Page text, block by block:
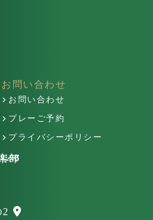
お問い合わせ
お問い合わせ
プレーご予約
プライバシーポリシー